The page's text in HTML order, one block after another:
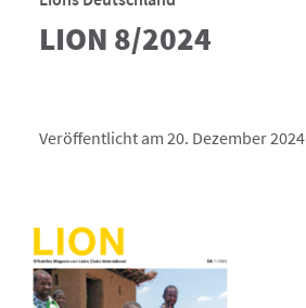
LION 8/2024
Veröffentlicht am 20. Dezember 2024